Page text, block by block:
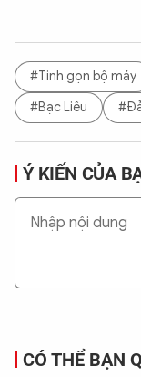
#Tinh gọn bộ máy
#Bạc Liêu
Ý KIẾN CỦA
CÓ THỂ BẠN